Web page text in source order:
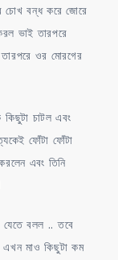
চোখ বন্ধ করে জোরে
ভাই তারপরে
ওর মোরগের
চাটল এবং
ফোঁটা ফোঁটা
এবং তিনি
যেতে বলল .. তবে
মাও কিছুটা কম